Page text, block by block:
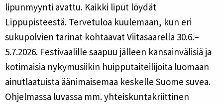
lipunmyynti avattu. Kaikki liput löydät
Lippupisteestä. Tervetuloa kuulemaan, kun eri
sukupolvien tarinat kohtaavat Viitasaarella 30.6.–
5.7.2026. Festivaalille saapuu jälleen kansainvälisiä ja
kotimaisia nykymusiikin huipputaiteilijoita luomaan
ainutlaatuista äänimaisemaa keskelle Suome suvea.
Ohjelmassa luvassa mm. yhteiskuntakriittinen